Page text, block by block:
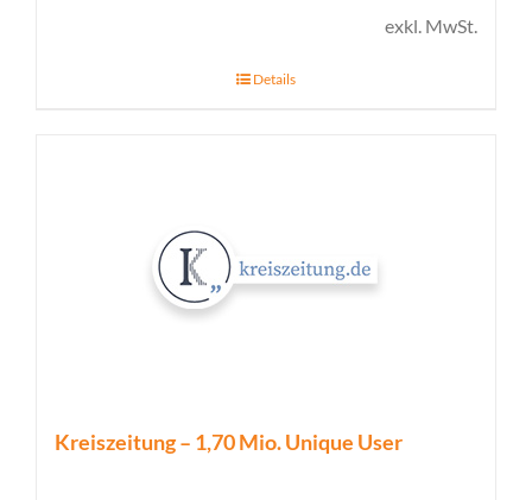
exkl. MwSt.
Details
Kreiszeitung – 1,70 Mio. Unique User